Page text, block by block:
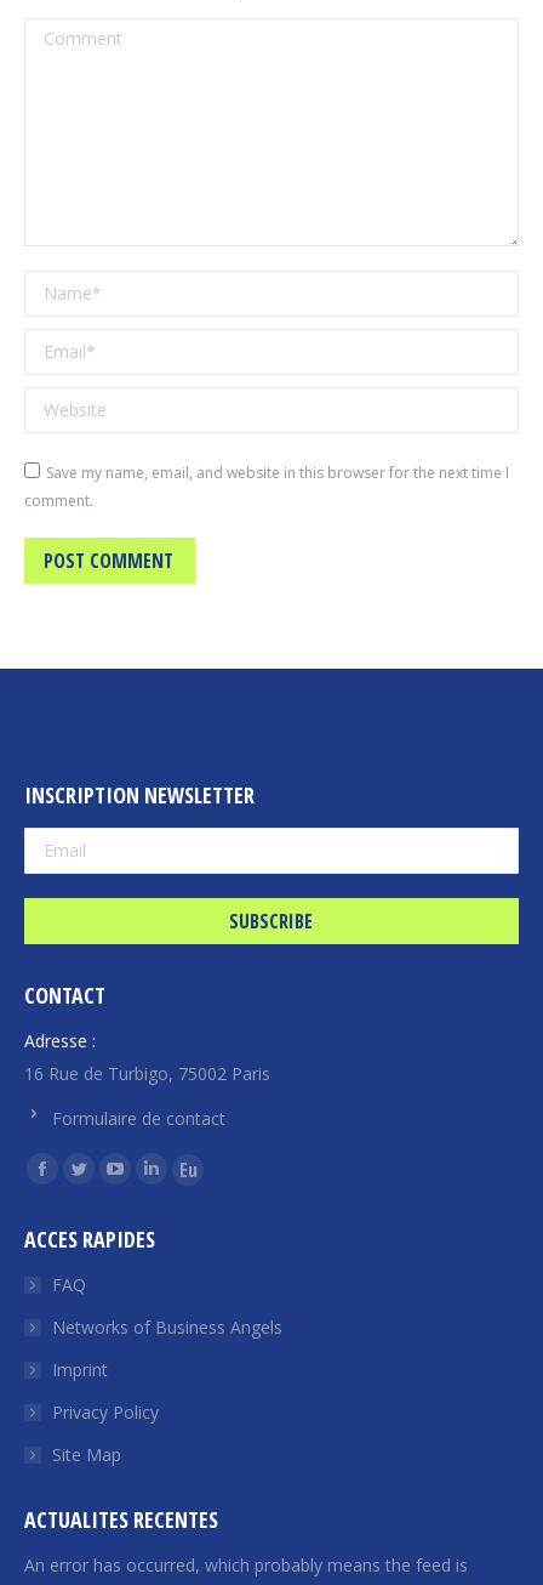
Comment
Name *
Email *
Website
Save my name, email, and website in this browser for the next time I
comment.
POST COMMENT
INSCRIPTION NEWSLETTER
CONTACT
Adresse :
16 Rue de Turbigo, 75002 Paris
Formulaire de contact
Find us on:
Facebook
opens
window
Twitter
opens
in
window
YouTube
opens
window
Linkedin
opens
window
Euroquity
window
ACCES RAPIDES
FAQ
Networks of Business Angels
Imprint
Privacy Policy
Site Map
ACTUALITES RECENTES
An error has occurred, which probably means the feed is